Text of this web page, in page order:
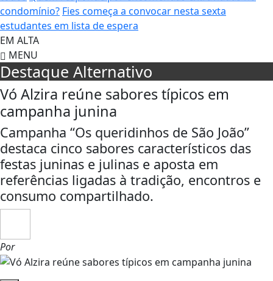
condomínio? Fies começa a convocar nesta sexta
estudantes em lista de espera
EM ALTA
MENU
Destaque Alternativo
Vó Alzira reúne sabores típicos em
campanha junina
Campanha “Os queridinhos de São João”
destaca cinco sabores característicos das
festas juninas e julinas e aposta em
referências ligadas à tradição, encontros e
consumo compartilhado.
Por